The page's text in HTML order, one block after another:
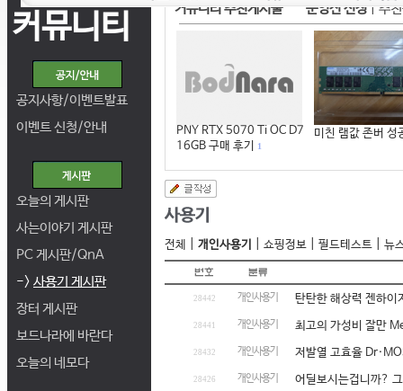
커뮤니티
공지사항/이벤트발표
이벤트 신청/안내
오늘의 게시판
사는이야기 게시판
PC 게시판/QnA
-> 사용기 게시판
장터 게시판
보드나라에 바란다
오늘의 네모다
커뮤니티 추천게시물 운영진 선정|추
PNY RTX 5070 Ti OC D7
16GB 구매 후기
1
미친 램값 존버 성
전체 개인사용기 쇼핑정보 필드테스트 뉴
28442 개인사용기 탄탄한 해상력 젠하
28441 개인사용기 최고의 가성비 잘만
28432 개인사용기 저발열 고효율
28426 개인사용기 어딜보시는겁니까?